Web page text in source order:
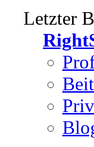
Letzter